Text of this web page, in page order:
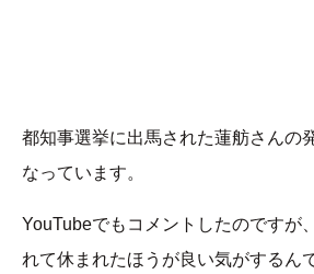
都知事選挙に出馬された蓮舫さんの
なっています。
YouTubeでもコメントしたのですが
れて休まれたほうが良い気がするん